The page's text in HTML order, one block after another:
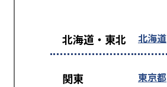
北海道・東北 北海道
関東 東京都